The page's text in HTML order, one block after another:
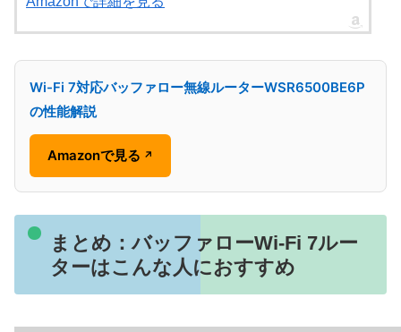
Wi-Fi 7対応バッファロー無線ルーターWSR6500BE6P
の性能解説
Amazonで見る ↗
まとめ：バッファローWi-Fi 7ルー
ターはこんな人におすすめ